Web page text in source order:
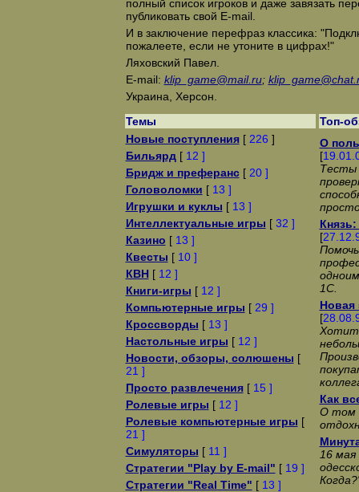
полный список игроков и даже завязать
публиковать свой E-mail.
И в заключение перефраз классика:
пожалеете, если не утоните в цифрах!"
Ляховский Павел.
E-mail: klip_game@mail.ru;
Украина, Херсон.
Темы
Топ-
Новые поступления[ 226 ]
Бильярд[ 12 ]
Бридж и преферанс[ 20 ]
Головоломки [ 13 ]
Игрушки и куклы [ 13 ]
Интеллектуальные игры [ 32 ]
Казино [ 13 ]
Квесты [ 10 ]
КВН[ 12 ]
Книги-игры [ 12 ]
Компьютерные игры [ 29 ]
Кроссворды [ 13 ]
Настольные игры [ 12 ]
Новости, обзоры, солюшены [
21 ]
Просто развлечения[ 15 ]
Ролевые игры [ 12 ]
Ролевые компьютерные игры [
21 ]
Симуляторы [ 11 ]
Стратегии "Play by E-mail" [ 19 ]
Стратегии "Real Time" [ 13 ]
О
[
Тесты
[
1С.
Новая
[
Как
О том
16 мая